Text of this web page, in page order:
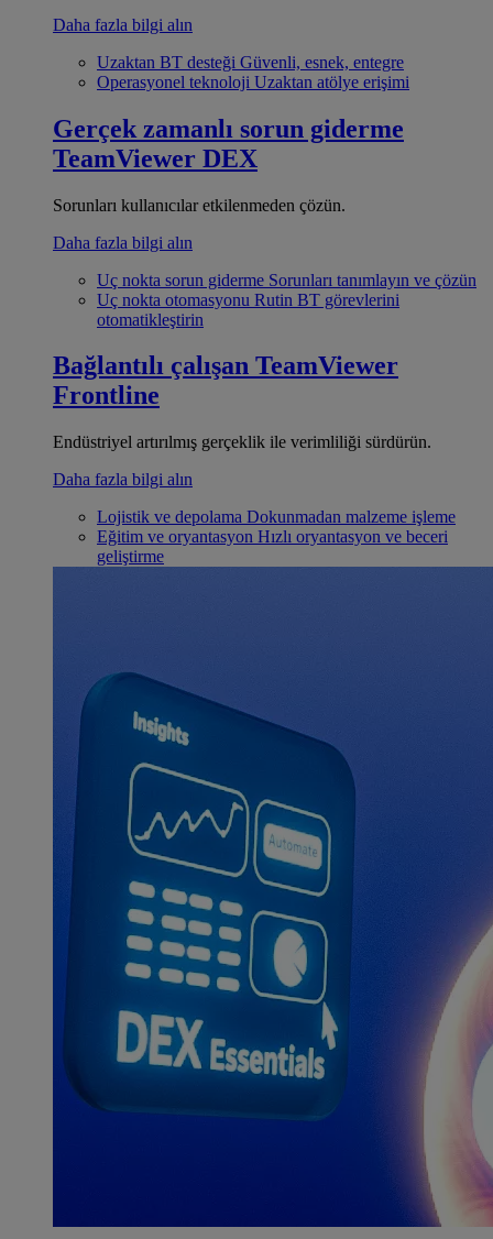
Daha fazla bilgi alın
Uzaktan BT desteği Güvenli, esnek, entegre
Operasyonel teknoloji Uzaktan atölye erişimi
Gerçek zamanlı sorun giderme
TeamViewer DEX
Sorunları kullanıcılar etkilenmeden çözün.
Daha fazla bilgi alın
Uç nokta sorun giderme Sorunları tanımlayın ve çözün
Uç nokta otomasyonu Rutin BT görevlerini
otomatikleştirin
Bağlantılı çalışan TeamViewer
Frontline
Endüstriyel artırılmış gerçeklik ile verimliliği sürdürün.
Daha fazla bilgi alın
Lojistik ve depolama Dokunmadan malzeme işleme
Eğitim ve oryantasyon Hızlı oryantasyon ve beceri
geliştirme